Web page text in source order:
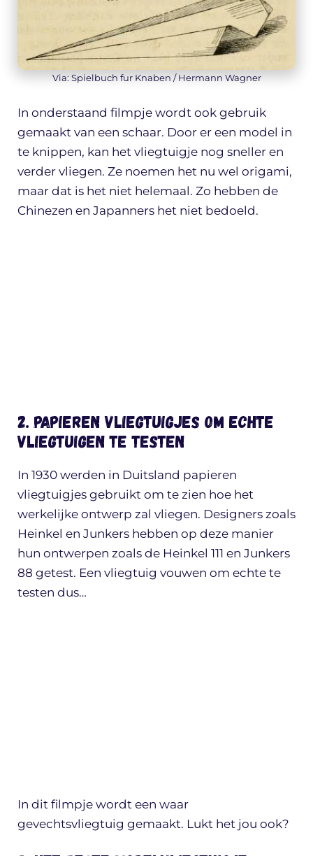
Via: Spielbuch fur Knaben / Hermann Wagner
In onderstaand filmpje wordt ook gebruik
gemaakt van een schaar. Door er een model in
te knippen, kan het vliegtuigje nog sneller en
verder vliegen. Ze noemen het nu wel origami,
maar dat is het niet helemaal. Zo hebben de
Chinezen en Japanners het niet bedoeld.
2. Papieren vliegtuigjes om echte
vliegtuigen te testen
In 1930 werden in Duitsland papieren
vliegtuigjes gebruikt om te zien hoe het
werkelijke ontwerp zal vliegen. Designers zoals
Heinkel en Junkers hebben op deze manier
hun ontwerpen zoals de Heinkel 111 en Junkers
88 getest. Een vliegtuig vouwen om echte te
testen dus…
In dit filmpje wordt een waar
gevechtsvliegtuig gemaakt. Lukt het jou ook?